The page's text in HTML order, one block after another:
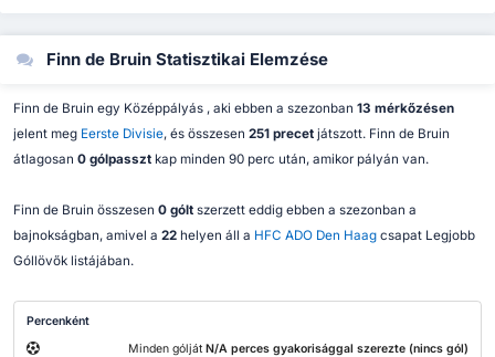
Finn de Bruin Statisztikai Elemzése
Finn de Bruin egy Középpályás , aki ebben a szezonban 13 mérkőzésen
jelent meg Eerste Divisie, és összesen 251 precetjátszott. Finn de Bruin
átlagosan 0 gólpassztkap minden 90 perc után, amikor pályán van.
Finn de Bruin összesen 0 góltszerzett eddig ebben a szezonban a
bajnokságban, amivel a 22helyen áll a HFC ADO Den Haagcsapat Legjobb
Góllövők listájában.
Percenként
Minden góljátN/A perces gyakorisággal szerezte (nincs gól)